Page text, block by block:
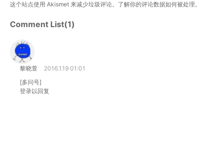
这个站点使用 Akismet 来减少垃圾评论。 了解你的评论数据如何被处理。
Comment List(1)
黎晓萱
2016.1.19 01:01
[多问号]
登录以回复